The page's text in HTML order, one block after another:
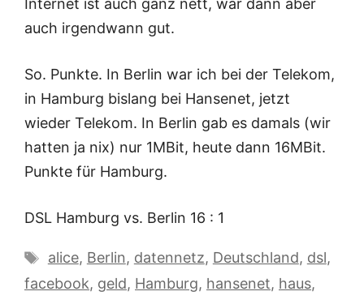
Internet ist auch ganz nett, war dann aber
auch irgendwann gut.
So. Punkte. In Berlin war ich bei der Telekom,
in Hamburg bislang bei Hansenet, jetzt
wieder Telekom. In Berlin gab es damals (wir
hatten ja nix) nur 1MBit, heute dann 16MBit.
Punkte für Hamburg.
DSL Hamburg vs. Berlin 16 : 1
Schlagwörter
alice, Berlin, datennetz, Deutschland, dsl,
facebook, geld, Hamburg, hansenet, haus,